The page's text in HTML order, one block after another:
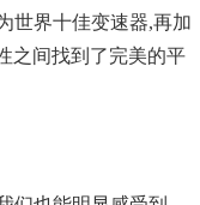
世界十佳变速器,再加
之间找到了完美的平